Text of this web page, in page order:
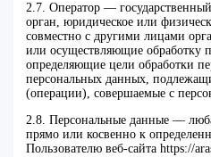
2.7. Оператор —
орган, юридическое или
совместно с другими лицами
или осуществляющие обработку
определяющие цели обработки
персональных данных,
(операции), совершаемые с
2.8. Персональные данные —
прямо или косвенно к
Пользователю веб-сайта https://